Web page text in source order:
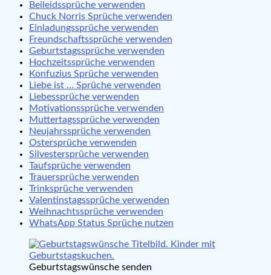
Beileidssprüche verwenden
Chuck Norris Sprüche verwenden
Einladungssprüche verwenden
Freundschaftssprüche verwenden
Geburtstagssprüche verwenden
Hochzeitssprüche verwenden
Konfuzius Sprüche verwenden
Liebe ist … Sprüche verwenden
Liebessprüche verwenden
Motivationssprüche verwenden
Muttertagssprüche verwenden
Neujahrssprüche verwenden
Ostersprüche verwenden
Silvestersprüche verwenden
Taufsprüche verwenden
Trauersprüche verwenden
Trinksprüche verwenden
Valentinstagssprüche verwenden
Weihnachtssprüche verwenden
WhatsApp Status Sprüche nutzen
Geburtstagswünsche senden